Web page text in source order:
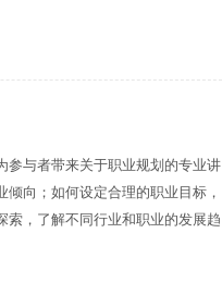
参与者带来关于职业规划的专业讲
向；如何设定合理的职业目标，
索，了解不同行业和职业的发展趋